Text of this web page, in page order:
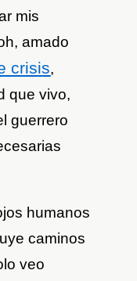
mis
amado
crisis,
que vivo,
guerrero
humanos
caminos
veo